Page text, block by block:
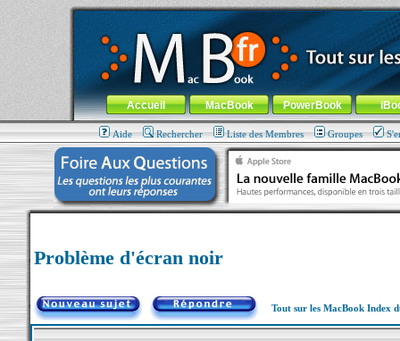
MacBook-fr.com : 100% Apple... 100% nomade !
Aller au contenu-Aller au menu général-Aller au menu de
Menu général
Accueil MacBook PowerBook
Aide Rechercher Liste des Membres Groupes
Problème d'écran noir
Tout sur les MacBook Index